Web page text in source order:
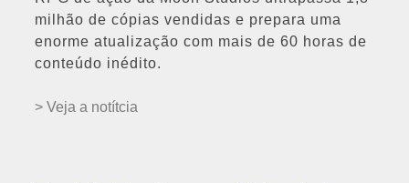
milhão de cópias vendidas e prepara uma
enorme atualização com mais de 60 horas de
conteúdo inédito.
> Veja a notítcia